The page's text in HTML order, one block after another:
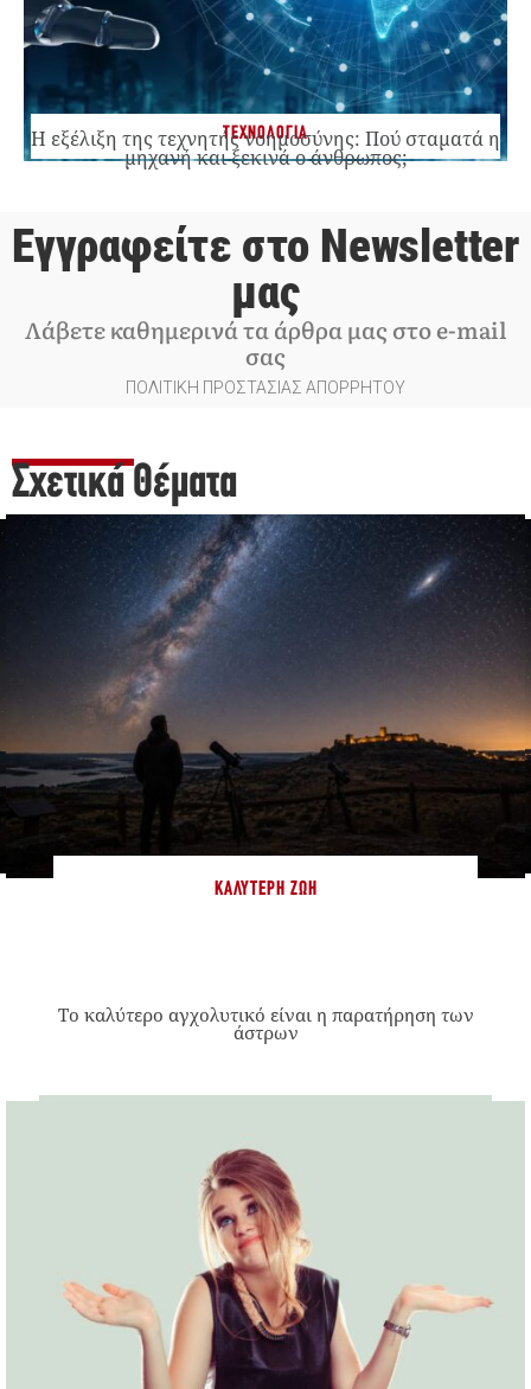
ΤΕΧΝΟΛΟΓΙΑ
Η εξέλιξη της τεχνητής νοημοσύνης: Πού σταματά η
μηχανή και ξεκινά ο άνθρωπος;
Εγγραφείτε στο Newsletter
μας
Λάβετε καθημερινά τα άρθρα μας στο e-mail
σας
ΠΟΛΙΤΙΚΗ ΠΡΟΣΤΑΣΙΑΣ ΑΠΟΡΡΗΤΟΥ
Σχετικά Θέματα
ΚΑΛΎΤΕΡΗ ΖΩΉ
Το καλύτερο αγχολυτικό είναι η παρατήρηση των
άστρων